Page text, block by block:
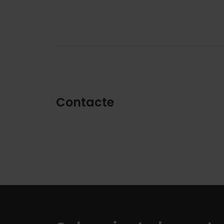
Contacte